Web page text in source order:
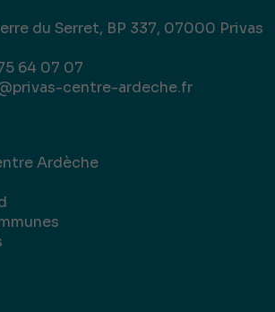
du Serret, BP 337, 07000 Privas
64 07 07
centre-ardeche.fr
Ardèche